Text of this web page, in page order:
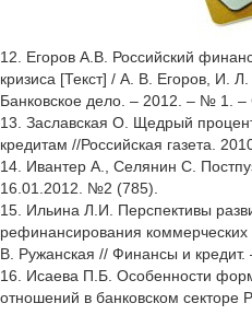
12. Егоров А.В. Российский
кризиса [Текст] / А. В. Егоров, И.
Банковское дело. – 2012. – № 1.
13. Заславская О. Щедрый
кредитам //Российская газета.
14. Ивантер А., Селянин С.
16.01.2012. №2 (785).
15. Ильина Л.И. Перспективы
рефинансирования
В. Ружанская // Финансы и
16. Исаева П.Б. Особенности
отношений в банковском секторе